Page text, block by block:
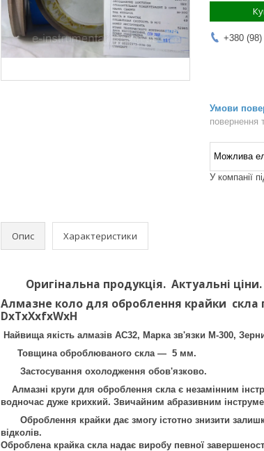
+380
повернення
У компанії
Опис Характеристики
Оригінальна продукція. Актуальні ціни.
Алмазне коло для оброблення крайки
DхTхХxfхWхН
Найвища якість алмазів АС32, Марка зв'язки М-300,
Товщина оброблюваного скла — 5 мм.
Застосування охолодження обов'язково.
Алмазні круги для оброблення скла є незамінним
водночас дуже крихкий. Звичайним абразивним
Оброблення крайки дає змогу істотно знизити
відколів.
Оброблена крайка скла надає виробу певної